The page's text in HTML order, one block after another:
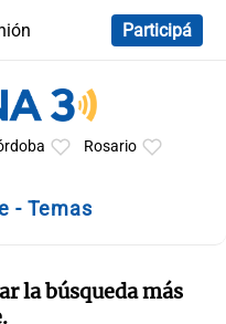
Participá
Rosario
- Temas
la búsqueda más